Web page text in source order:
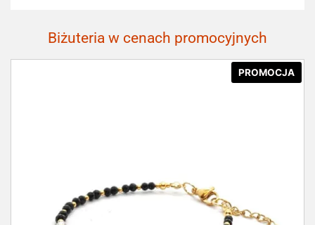
Biżuteria w cenach promocyjnych
PROMOCJA